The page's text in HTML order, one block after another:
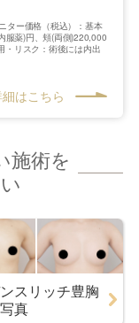
ター価格（税込）：基本
服薬)円、頬(両側)220,000
・リスク：術後には内出
はこちら
施術を
スリッチ豊胸
真